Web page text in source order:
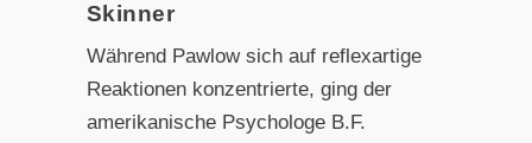
Skinner
Während Pawlow sich auf reflexartige
Reaktionen konzentrierte, ging der
amerikanische Psychologe B.F.